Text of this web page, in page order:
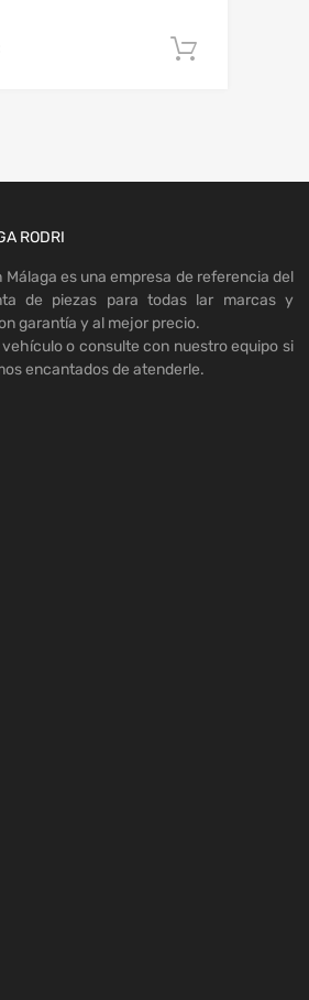
RODRI
es una empresa de referencia del
de piezas para todas lar marcas y
garantía y al mejor precio.
o consulte con nuestro equipo si
encantados de atenderle.